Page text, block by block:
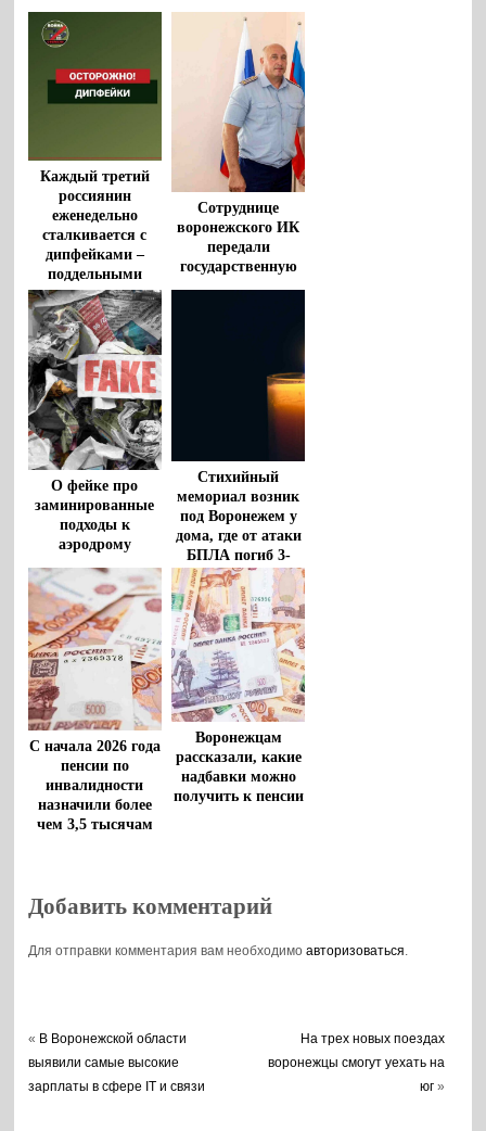
Каждый третий
россиянин
еженедельно
сталкивается с
дипфейками –
поддельными
видео и аудио
Сотруднице
воронежского ИК
передали
государственную
награду супруга
О фейке про
заминированные
подходы к
аэродрому
рассказали
воронежцам
Стихийный
мемориал возник
под Воронежем у
дома, где от атаки
БПЛА погиб 3-
летний мальчик
С начала 2026 года
пенсии по
инвалидности
назначили более
чем 3,5 тысячам
Воронежцам
рассказали, какие
надбавки можно
получить к пенсии
Добавить комментарий
Для отправки комментария вам необходимоавторизоваться.
« В Воронежской области
выявили самые высокие
зарплаты в сфере IT и связи
На трех новых поездах
воронежцы смогут уехать на
юг »